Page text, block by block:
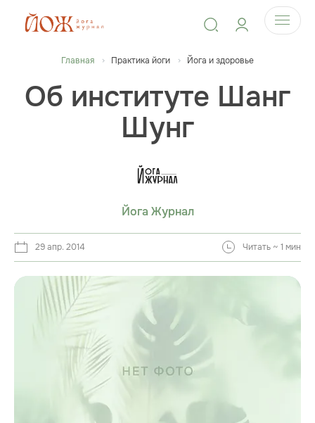
Главная Практика йоги Йога и здоровье
Об институте Шанг
Шунг
Йога Журнал
29 апр. 2014 Читать ~ 1 мин